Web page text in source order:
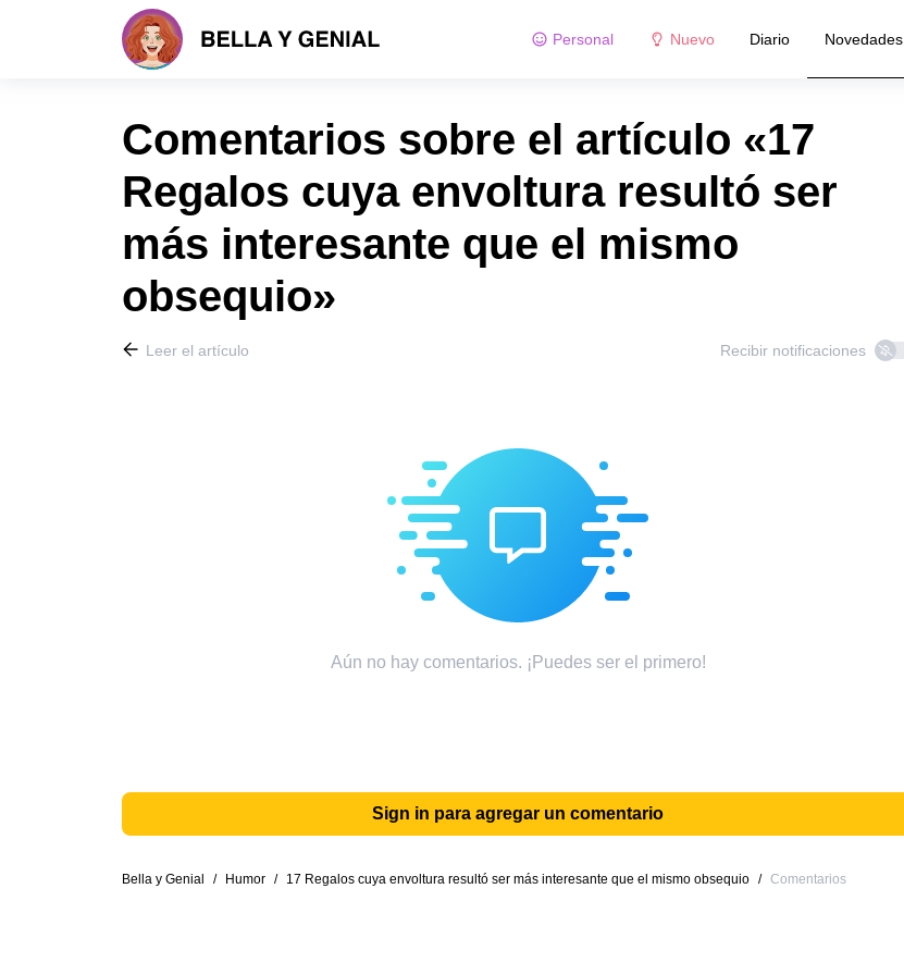
Personal Nuevo Diario Novedades
Comentarios sobre el artículo «17
Regalos cuya envoltura resultó ser
más interesante que el mismo
obsequio»
Leer el artículo Recibir notificaciones
Aún no hay comentarios. ¡Puedes ser el primero!
Sign in para agregar un comentario
Bella y Genial / Humor / 17 Regalos cuya envoltura resultó ser más interesante que el mismo obsequio / Comentarios